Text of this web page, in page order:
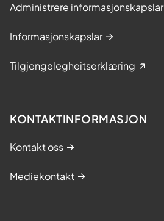
Administrere informasjonskapslar
Informasjonskapslar
Tilgjengelegheitserklæring
KONTAKTINFORMASJON
Kontakt oss
Mediekontakt